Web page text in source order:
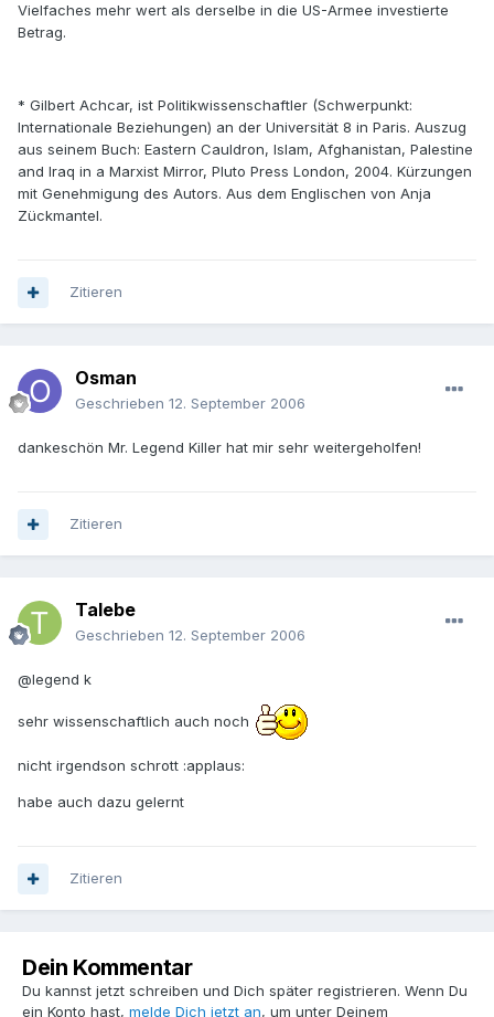
Vielfaches mehr wert als derselbe in die US-Armee investierte
Betrag.
* Gilbert Achcar, ist Politikwissenschaftler (Schwerpunkt:
Internationale Beziehungen) an der Universität 8 in Paris. Auszug
aus seinem Buch: Eastern Cauldron, Islam, Afghanistan, Palestine
and Iraq in a Marxist Mirror, Pluto Press London, 2004. Kürzungen
mit Genehmigung des Autors. Aus dem Englischen von Anja
Zückmantel.
Zitieren
Osman
Geschrieben 12. September 2006
dankeschön Mr. Legend Killer hat mir sehr weitergeholfen!
Zitieren
Talebe
Geschrieben 12. September 2006
@legend k
sehr wissenschaftlich auch noch
nicht irgendson schrott :applaus:
habe auch dazu gelernt
Zitieren
Dein Kommentar
Du kannst jetzt schreiben und Dich später registrieren. Wenn Du
ein Konto hast, melde Dich jetzt an, um unter Deinem